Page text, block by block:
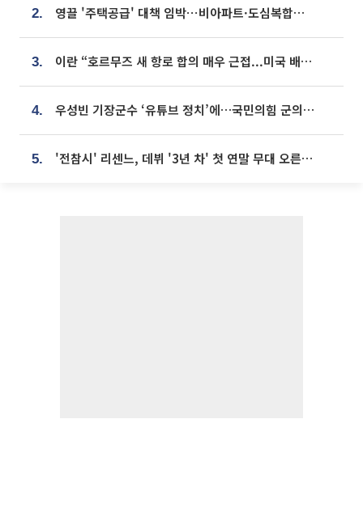
2. 영끌 '주택공급' 대책 임박⋯비아파트·도심복합까지 총동원
3. 이란 “호르무즈 새 항로 합의 매우 근접...미국 배상 먼저”
4. 우성빈 기장군수 ‘유튜브 정치’에…국민의힘 군의원들 집단 반발
5. '전참시' 리센느, 데뷔 '3년 차' 첫 연말 무대 오른다⋯"그동안 섭외 안 와"